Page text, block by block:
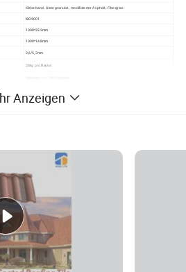
Klebeband, Steingranulat, modifizierter Asphalt, Fiberglas
ISO9001
1000*333mm
1000*148mm
2,6/5,2mm
28kg pro Beutel.
Anzeigen